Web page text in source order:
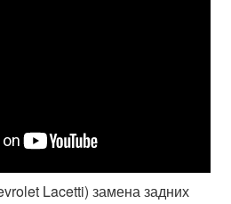
Lacetti) замена задних